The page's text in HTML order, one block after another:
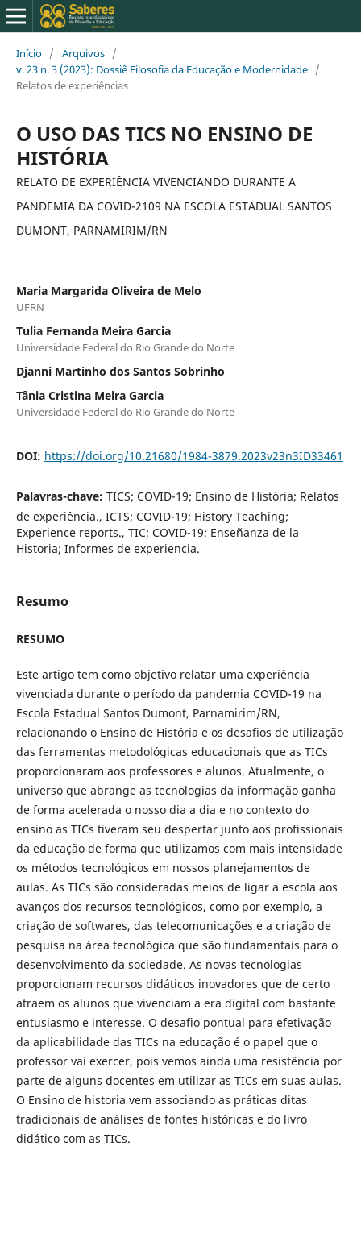
Início / Arquivos /
v. 23 n. 3 (2023): Dossiê Filosofia da Educação e Modernidade /
Relatos de experiências
O USO DAS TICS NO ENSINO DE
HISTÓRIA
RELATO DE EXPERIÊNCIA VIVENCIANDO DURANTE A
PANDEMIA DA COVID-2109 NA ESCOLA ESTADUAL SANTOS
DUMONT, PARNAMIRIM/RN
Maria Margarida Oliveira de Melo
UFRN
Tulia Fernanda Meira Garcia
Universidade Federal do Rio Grande do Norte
Djanni Martinho dos Santos Sobrinho
Tânia Cristina Meira Garcia
Universidade Federal do Rio Grande do Norte
DOI: https://doi.org/10.21680/1984-3879.2023v23n3ID33461
Palavras-chave: TICS; COVID-19; Ensino de História; Relatos
de experiência., ICTS; COVID-19; History Teaching;
Experience reports., TIC; COVID-19; Enseñanza de la
Historia; Informes de experiencia.
Resumo
RESUMO
Este artigo tem como objetivo relatar uma experiência
vivenciada durante o período da pandemia COVID-19 na
Escola Estadual Santos Dumont, Parnamirim/RN,
relacionando o Ensino de História e os desafios de utilização
das ferramentas metodológicas educacionais que as TICs
proporcionaram aos professores e alunos. Atualmente, o
universo que abrange as tecnologias da informação ganha
de forma acelerada o nosso dia a dia e no contexto do
ensino as TICs tiveram seu despertar junto aos profissionais
da educação de forma que utilizamos com mais intensidade
os métodos tecnológicos em nossos planejamentos de
aulas. As TICs são consideradas meios de ligar a escola aos
avanços dos recursos tecnológicos, como por exemplo, a
criação de softwares, das telecomunicações e a criação de
pesquisa na área tecnológica que são fundamentais para o
desenvolvimento da sociedade. As novas tecnologias
proporcionam recursos didáticos inovadores que de certo
atraem os alunos que vivenciam a era digital com bastante
entusiasmo e interesse. O desafio pontual para efetivação
da aplicabilidade das TICs na educação é o papel que o
professor vai exercer, pois vemos ainda uma resistência por
parte de alguns docentes em utilizar as TICs em suas aulas.
O Ensino de historia vem associando as práticas ditas
tradicionais de análises de fontes históricas e do livro
didático com as TICs.